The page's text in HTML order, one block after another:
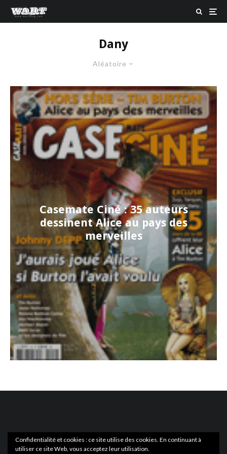
Dany
Aléatoire
Casemate Ciné : 35 auteurs
dessinent Alice au pays des
merveilles
Confidentialité et cookies : ce site utilise des cookies. En continuant à
utiliser ce site Web, vous acceptez leur utilisation.